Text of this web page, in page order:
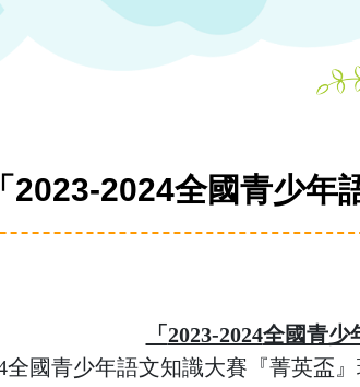
「2023-2024全國青少
「 2023-2024全國青少
全國青少年語文知識大賽『菁英盃